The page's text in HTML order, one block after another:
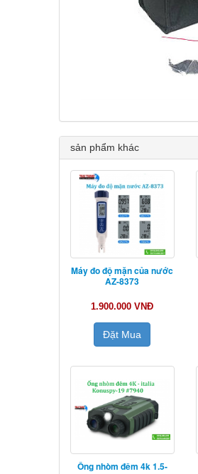
sản phẩm khác
Máy đo độ mặn của nước
AZ-8373
1.900.000 VNĐ
Đặt Mua
Ống nhòm đêm 4k 1.5-